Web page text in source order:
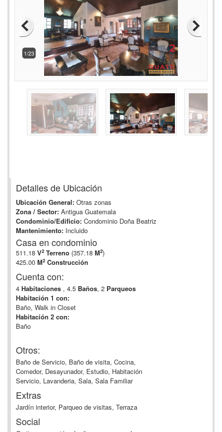
2/23
Detalles de Ubicación
Ubicación General: Otras zonas
Zona / Sector: Antigua Guatemala
Condominio/Edificio: Condominio Doña Beatriz
Mantenimiento: Incluido
Casa en condominio
511.18 V2 Terreno (357.18 M2)
425.00 M2 Construcción
Cuenta con:
4 Habitaciones , 4.5 Baños, 2 Parqueos
Habitación 1 con:
Baño, Walk in Closet
Habitación 2 con:
Baño
Otros:
Baño de Servicio, Baño de visita, Cocina,
Comedor, Desayunador, Estudio, Habitación
Servicio, Lavanderia, Sala, Sala Familiar
Extras
Jardín interior, Parqueo de visitas, Terraza
Social